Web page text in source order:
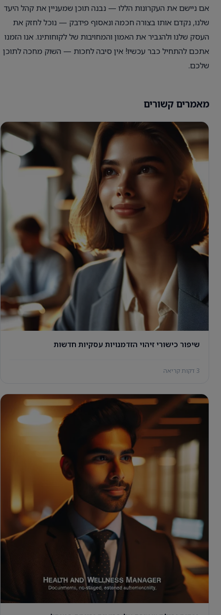
אם ניישם את העקרונות הללו — נבנה תוכן שמעניין את קהל היעד
שלנו, נקדם אותו בצורה חכמה ונאסוף פידבק — נוכל לחזק את
העסק שלנו ולהגביר את האמון והמחויבות של לקוחותינו. אנו הזמנו
אתכם להתחיל כבר עכשיו! אין סיבה לחכות — השוק מחכה לתוכן
שלכם.
מאמרים קשורים
שיפור כישורי זיהוי הזדמנויות עסקיות חדשות
3 דקות קריאה